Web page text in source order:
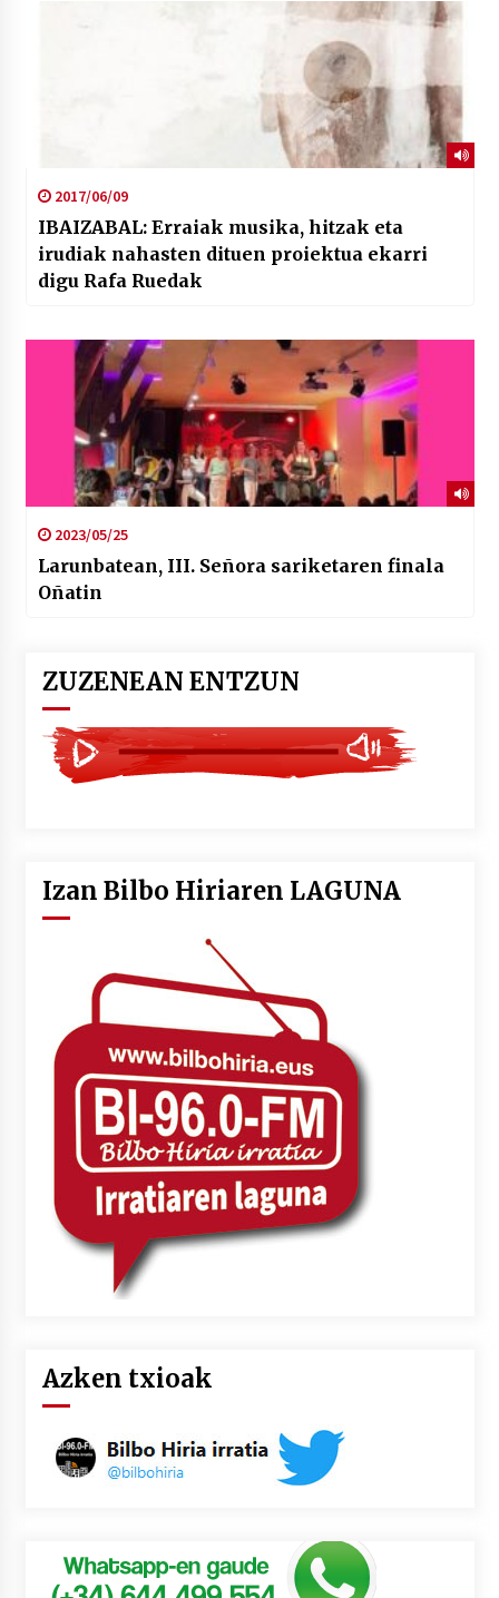
2017/06/09
IBAIZABAL: Erraiak musika, hitzak eta
irudiak nahasten dituen proiektua ekarri
digu Rafa Ruedak
2023/05/25
Larunbatean, III. Señora sariketaren finala
Oñatin
ZUZENEAN ENTZUN
Izan Bilbo Hiriaren LAGUNA
Azken txioak